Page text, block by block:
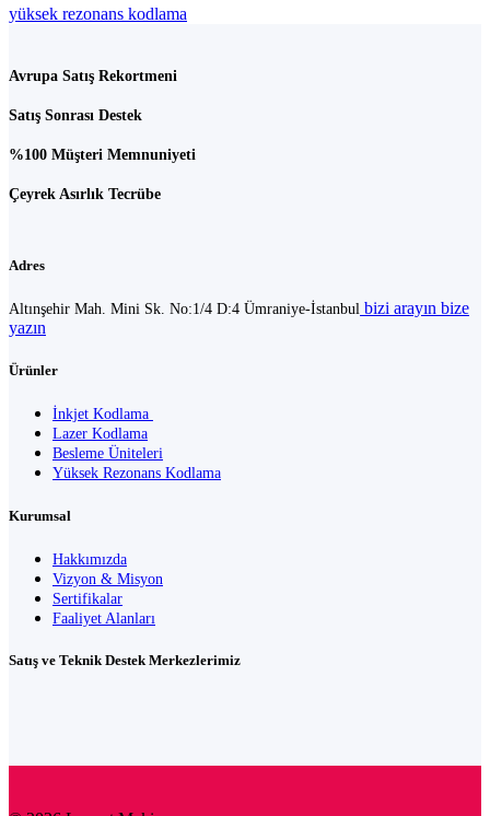
yüksek rezonans kodlama
Avrupa Satış Rekortmeni
Satış Sonrası Destek
%100 Müşteri Memnuniyeti
Çeyrek Asırlık Tecrübe
Adres
Altınşehir Mah. Mini Sk. No:1/4 D:4 Ümraniye-İstanbul bizi arayın bize
yazın
Ürünler
İnkjet Kodlama
Lazer Kodlama
Besleme Üniteleri
Yüksek Rezonans Kodlama
Kurumsal
Hakkımızda
Vizyon & Misyon
Sertifikalar
Faaliyet Alanları
Satış ve Teknik Destek Merkezlerimiz